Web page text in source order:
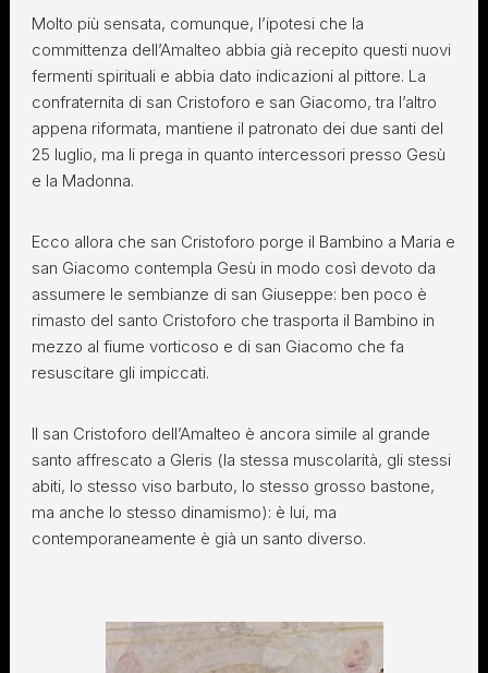
Molto più sensata, comunque, l’ipotesi che la
committenza dell’Amalteo abbia già recepito questi nuovi
fermenti spirituali e abbia dato indicazioni al pittore. La
confraternita di san Cristoforo e san Giacomo, tra l’altro
appena riformata, mantiene il patronato dei due santi del
25 luglio, ma li prega in quanto intercessori presso Gesù
e la Madonna.
Ecco allora che san Cristoforo porge il Bambino a Maria e
san Giacomo contempla Gesù in modo così devoto da
assumere le sembianze di san Giuseppe: ben poco è
rimasto del santo Cristoforo che trasporta il Bambino in
mezzo al fiume vorticoso e di san Giacomo che fa
resuscitare gli impiccati.
Il san Cristoforo dell’Amalteo è ancora simile al grande
santo affrescato a Gleris (la stessa muscolarità, gli stessi
abiti, lo stesso viso barbuto, lo stesso grosso bastone,
ma anche lo stesso dinamismo): è lui, ma
contemporaneamente è già un santo diverso.